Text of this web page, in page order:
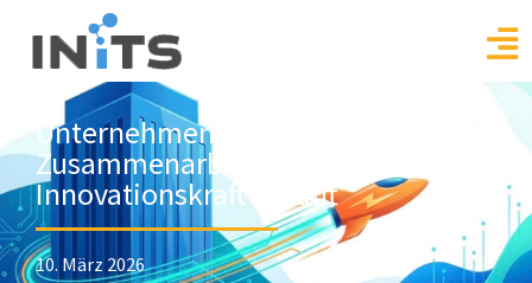
content
Unternehmen und Startups: Wie
Zusammenarbeit echte
Innovationskraft schafft
10. März 2026